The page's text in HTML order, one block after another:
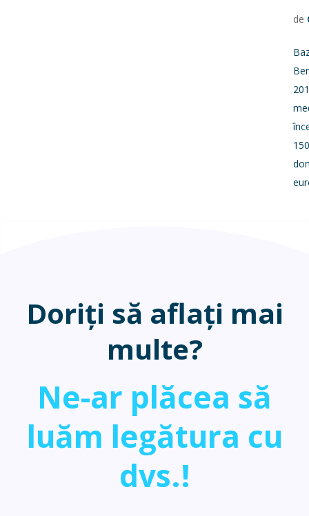
de
Doriți să aflați mai
multe?
Ne-ar plăcea să
luăm legătura cu
dvs.!